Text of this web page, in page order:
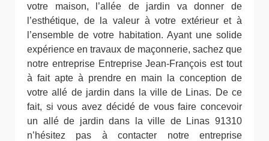
votre maison, l’allée de jardin va donner de
l’esthétique, de la valeur à votre extérieur et à
l’ensemble de votre habitation. Ayant une solide
expérience en travaux de maçonnerie, sachez que
notre entreprise Entreprise Jean-François est tout
à fait apte à prendre en main la conception de
votre allé de jardin dans la ville de Linas. De ce
fait, si vous avez décidé de vous faire concevoir
un allé de jardin dans la ville de Linas 91310
n’hésitez pas à contacter notre entreprise